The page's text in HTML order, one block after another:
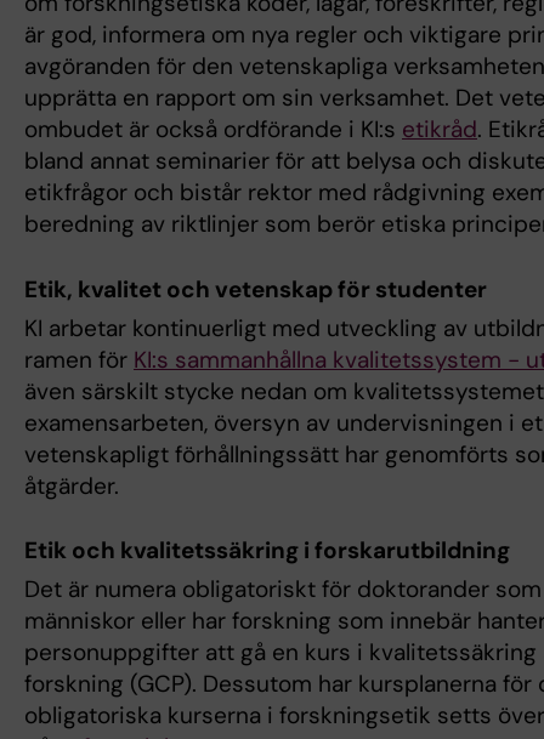
är god, informera om nya regler och viktigare
avgöranden för den vetenskapliga
upprätta en rapport om sin verksamhet. Det
ombudet är också ordförande i KI:s etikråd.
bland annat seminarier för att belysa och
etikfrågor och bistår rektor med rådgivning
beredning av riktlinjer som berör etiska
Etik, kvalitet och vetenskap för studenter
KI arbetar kontinuerligt med utveckling av
ramen för KI:s sammanhållna kvalitetssystem -
även särskilt stycke nedan om
examensarbeten, översyn av undervisningen i
vetenskapligt förhållningssätt har genomförts
åtgärder.
Etik och kvalitetssäkring i forskarutbildning
Det är numera obligatoriskt för doktorander
människor eller har forskning som innebär
personuppgifter att gå en kurs i kvalitetssäkring
forskning (GCP). Dessutom har kursplanerna
obligatoriska kurserna i forskningsetik setts